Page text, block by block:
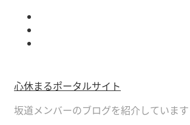
心休まるポータルサイト
坂道メンバーのブログを紹介しています